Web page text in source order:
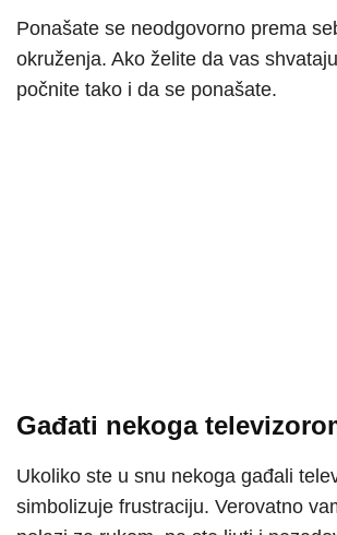
Ponašate se neodgovorno prema
okruženja. Ako želite da vas
počnite tako i da se ponašate.
Gađati nekoga
Ukoliko ste u snu nekoga gađali
simbolizuje frustraciju. Verovatno